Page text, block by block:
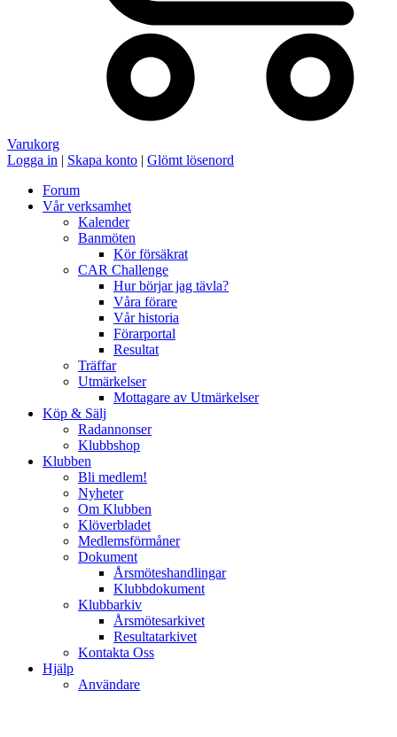
Varukorg
Logga in | Skapa konto | Glömt lösenord
Forum
Vår verksamhet
Kalender
Banmöten
Kör försäkrat
CAR Challenge
Hur börjar jag tävla?
Våra förare
Vår historia
Förarportal
Resultat
Träffar
Utmärkelser
Mottagare av Utmärkelser
Köp & Sälj
Radannonser
Klubbshop
Klubben
Bli medlem!
Nyheter
Om Klubben
Klöverbladet
Medlemsförmåner
Dokument
Årsmöteshandlingar
Klubbdokument
Klubbarkiv
Årsmötesarkivet
Resultatarkivet
Kontakta Oss
Hjälp
Användare